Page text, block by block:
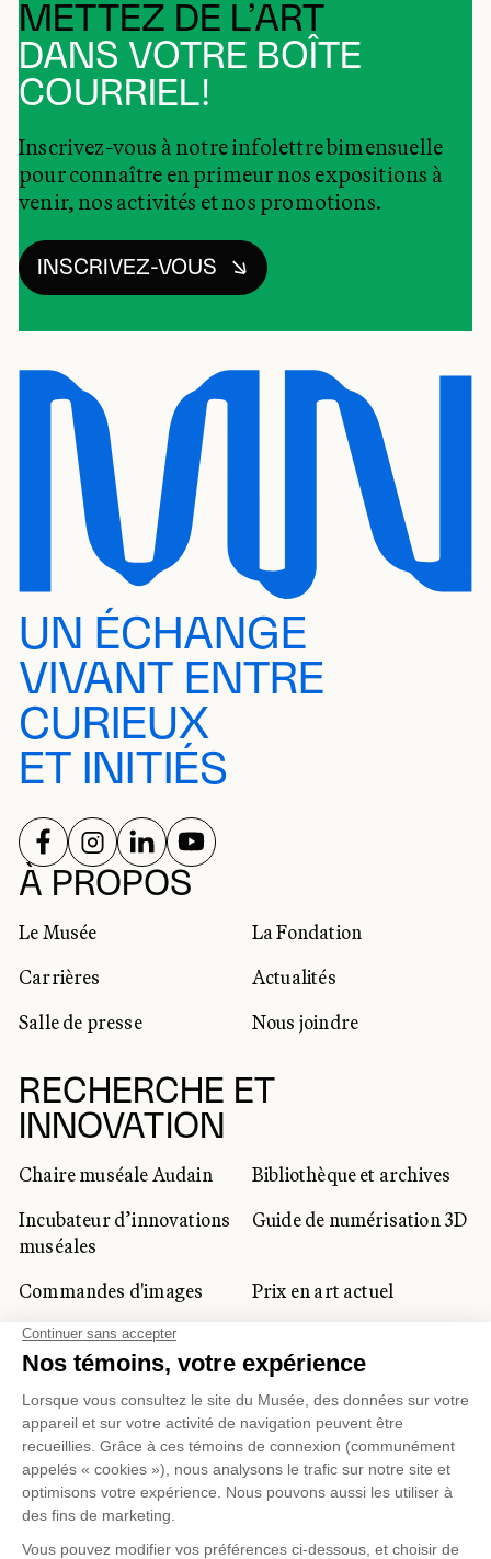
METTEZ DE L’ART
DANS VOTRE BOÎTE
COURRIEL!
Inscrivez-vous à notre infolettre bimensuelle
pour connaître en primeur nos expositions à
venir, nos activités et nos promotions.
INSCRIVEZ-VOUS
UN ÉCHANGE
VIVANT ENTRE
CURIEUX
ET INITIÉS
À PROPOS
Le Musée
La Fondation
Carrières
Actualités
Salle de presse
Nous joindre
RECHERCHE ET
INNOVATION
Chaire muséale Audain
Bibliothèque et archives
Incubateur d’innovations
muséales
Guide de numérisation 3D
Commandes d'images
Prix en art actuel
Prix Lynne-Cohen
CLIENTÈLE CORPORATIVE
ET PRIVÉE
Location d'espaces
Activités corporatives
RÉSEAUX SOCIAUX
SUIVEZ-NOUS SUR
SUIVEZ-NOUS SUR
SUIVEZ-NOUS SUR
SUIVEZ-NOUS SUR